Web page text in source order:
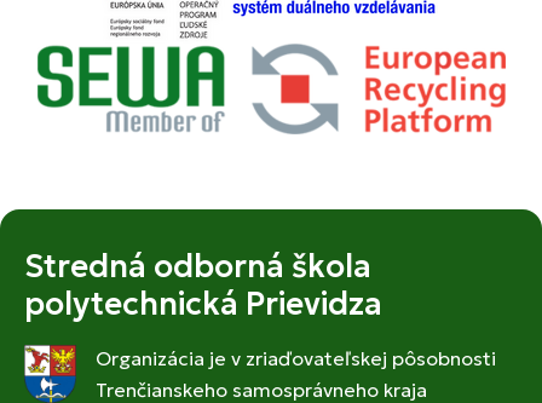
Stredná odborná škola
polytechnická Prievidza
Organizácia je v zriaďovateľskej pôsobnosti
Trenčianskeho samosprávneho kraja